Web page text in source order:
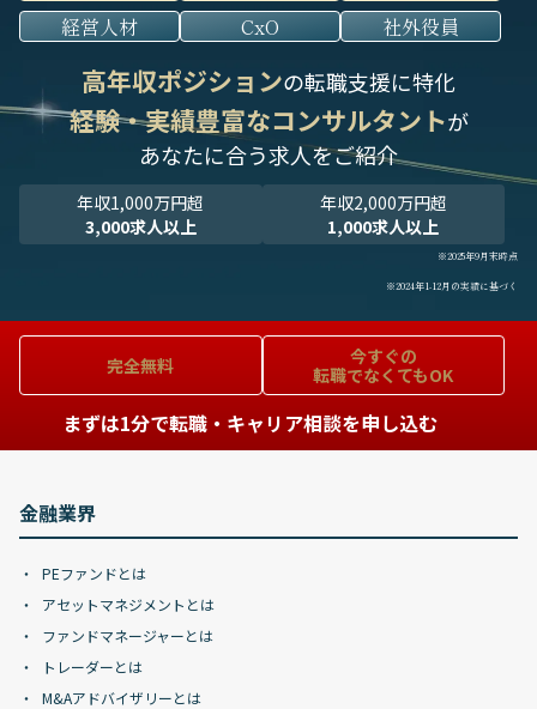
経営人材 CxO 社外役員
高年収ポジションの転職支援に特化
経験・実績豊富なコンサルタントが
あなたに合う求人をご紹介
年収1,000万円超
3,000求人以上
年収2,000万円超
1,000求人以上
※2025年9月末時点
※2024年1-12月の実績に基づく
完全無料
今すぐの
転職でなくてもOK
まずは1分で転職・キャリア相談を申し込む
金融業界
PEファンドとは
アセットマネジメントとは
ファンドマネージャーとは
トレーダーとは
M&Aアドバイザリーとは